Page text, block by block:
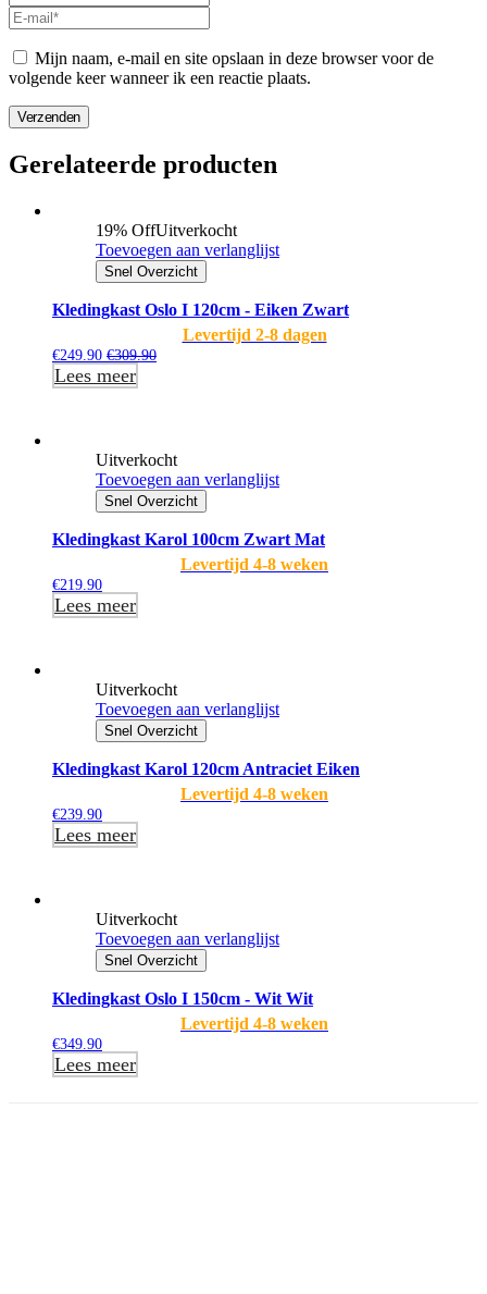
Mijn naam, e-mail en site opslaan in deze browser voor de
volgende keer wanneer ik een reactie plaats.
Verzenden
Gerelateerde producten
19% OffUitverkocht
Toevoegen aan verlanglijst
Snel Overzicht
Kledingkast Oslo I 120cm - Eiken Zwart
Levertijd 2-8 dagen
€249.90 €309.90
Lees meer
Uitverkocht
Toevoegen aan verlanglijst
Snel Overzicht
Kledingkast Karol 100cm Zwart Mat
Levertijd 4-8 weken
€219.90
Lees meer
Uitverkocht
Toevoegen aan verlanglijst
Snel Overzicht
Kledingkast Karol 120cm Antraciet Eiken
Levertijd 4-8 weken
€239.90
Lees meer
Uitverkocht
Toevoegen aan verlanglijst
Snel Overzicht
Kledingkast Oslo I 150cm - Wit Wit
Levertijd 4-8 weken
€349.90
Lees meer